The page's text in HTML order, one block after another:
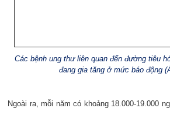
Các bệnh ung thư liên quan đến đường tiêu
đang gia tăng ở mức báo động
Ngoài ra, mỗi năm có khoảng 18.000-19.000